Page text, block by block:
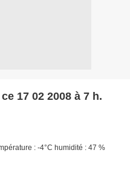
17 02 2008 à 7 h.
: -4°C humidité : 47 %